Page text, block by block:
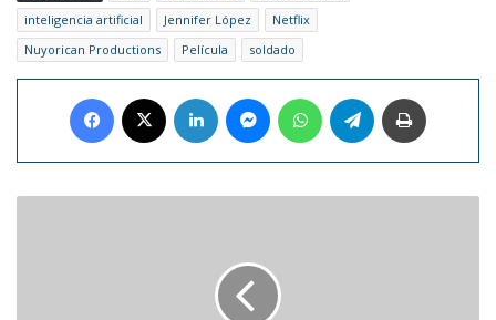
inteligencia artificial
Jennifer López
Netflix
Nuyorican Productions
Película soldado
Facebook LinkedIn MessengerWhatsAppTelegram